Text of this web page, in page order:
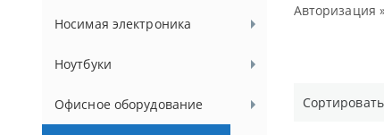
Носимая электроника
Ноутбуки
Офисное оборудование
Авторизация